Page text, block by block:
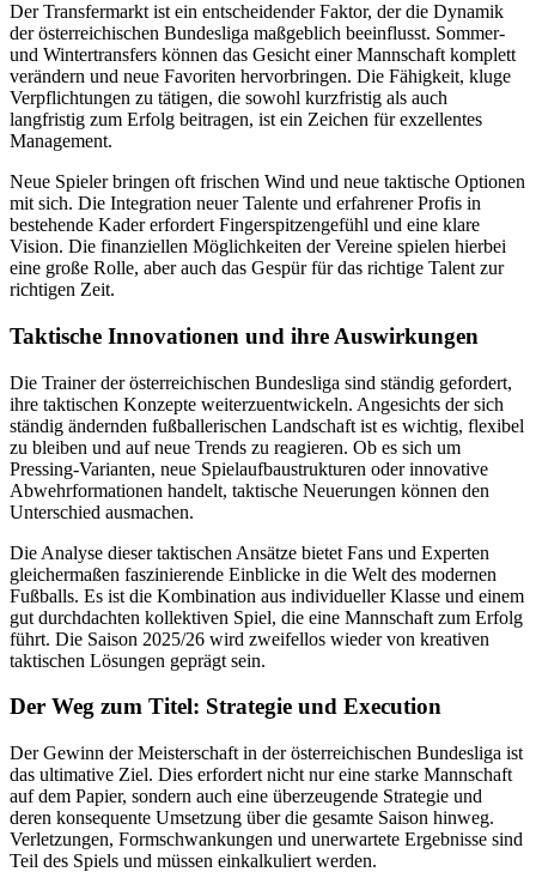
Der Transfermarkt ist ein entscheidender Faktor, der die Dynamik
der österreichischen Bundesliga maßgeblich beeinflusst. Sommer-
und Wintertransfers können das Gesicht einer Mannschaft komplett
verändern und neue Favoriten hervorbringen. Die Fähigkeit, kluge
Verpflichtungen zu tätigen, die sowohl kurzfristig als auch
langfristig zum Erfolg beitragen, ist ein Zeichen für exzellentes
Management.
Neue Spieler bringen oft frischen Wind und neue taktische Optionen
mit sich. Die Integration neuer Talente und erfahrener Profis in
bestehende Kader erfordert Fingerspitzengefühl und eine klare
Vision. Die finanziellen Möglichkeiten der Vereine spielen hierbei
eine große Rolle, aber auch das Gespür für das richtige Talent zur
richtigen Zeit.
Taktische Innovationen und ihre Auswirkungen
Die Trainer der österreichischen Bundesliga sind ständig gefordert,
ihre taktischen Konzepte weiterzuentwickeln. Angesichts der sich
ständig ändernden fußballerischen Landschaft ist es wichtig, flexibel
zu bleiben und auf neue Trends zu reagieren. Ob es sich um
Pressing-Varianten, neue Spielaufbaustrukturen oder innovative
Abwehrformationen handelt, taktische Neuerungen können den
Unterschied ausmachen.
Die Analyse dieser taktischen Ansätze bietet Fans und Experten
gleichermaßen faszinierende Einblicke in die Welt des modernen
Fußballs. Es ist die Kombination aus individueller Klasse und einem
gut durchdachten kollektiven Spiel, die eine Mannschaft zum Erfolg
führt. Die Saison 2025/26 wird zweifellos wieder von kreativen
taktischen Lösungen geprägt sein.
Der Weg zum Titel: Strategie und Execution
Der Gewinn der Meisterschaft in der österreichischen Bundesliga ist
das ultimative Ziel. Dies erfordert nicht nur eine starke Mannschaft
auf dem Papier, sondern auch eine überzeugende Strategie und
deren konsequente Umsetzung über die gesamte Saison hinweg.
Verletzungen, Formschwankungen und unerwartete Ergebnisse sind
Teil des Spiels und müssen einkalkuliert werden.